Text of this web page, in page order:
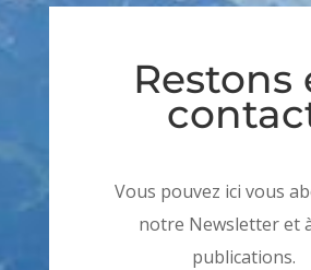
Restons
Vous pouvez ici vous
notre Newsletter et
publications.